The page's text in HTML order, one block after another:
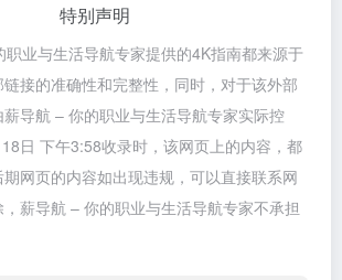
特别声明
业与生活导航专家提供的4K指南都来源于
接的准确性和完整性，同时，对于该外部
导航 – 你的职业与生活导航专家实际控
日 下午3:58收录时，该网页上的内容，都
网页的内容如出现违规，可以直接联系网
薪导航 – 你的职业与生活导航专家不承担